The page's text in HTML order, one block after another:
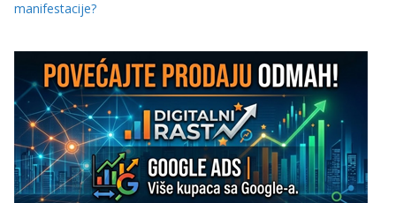
manifestacije?